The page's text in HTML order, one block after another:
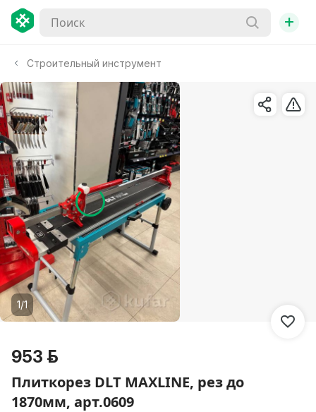
+
Строительный инструмент
1/1
953 р.
Плиткорез DLT MAXLINE, рез до
1870мм, арт.0609